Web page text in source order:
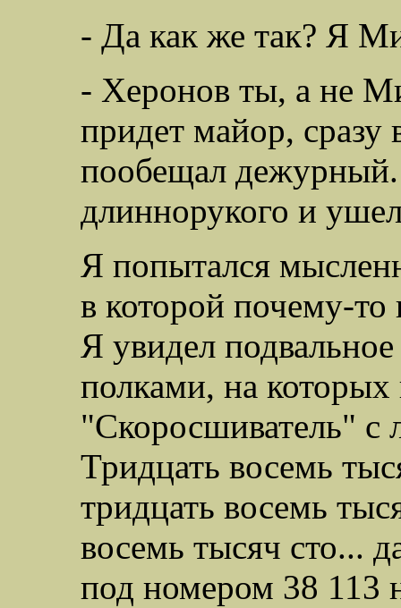
- Да как же так? Я
- Херонов ты, а не
придет майор,
пообещал дежурный.
длиннорукого и
Я попытался
в которой почему-
Я увидел
полками, на
"Скоросшиватель"
Тридцать восемь
тридцать восемь
восемь тысяч сто...
под номером 38 113